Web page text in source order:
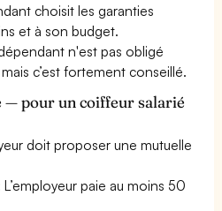
choisit les garanties
et à son budget.
n'est pas obligé
c’est fortement conseillé.
— pour un coiffeur salarié
doit proposer une mutuelle
L’employeur paie au moins 50